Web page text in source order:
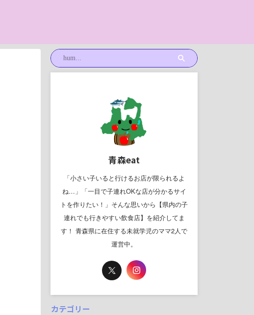
青森eat
「小さい子いると行けるお店が限られるよ
ね…」「一目で子連れOKな店が分かるサイ
トを作りたい！」そんな思いから【県内の子
連れでも行きやすい飲食店】を紹介してま
す！ 青森県に在住する未就学児のママ2人で
運営中。
カテゴリー